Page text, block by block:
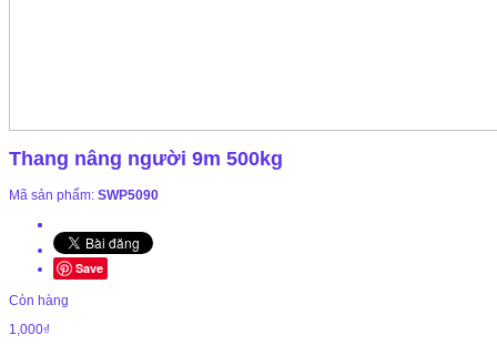
Thang nâng người 9m 500kg
Mã sản phẩm: SWP5090
Save
Còn hàng
1,000₫